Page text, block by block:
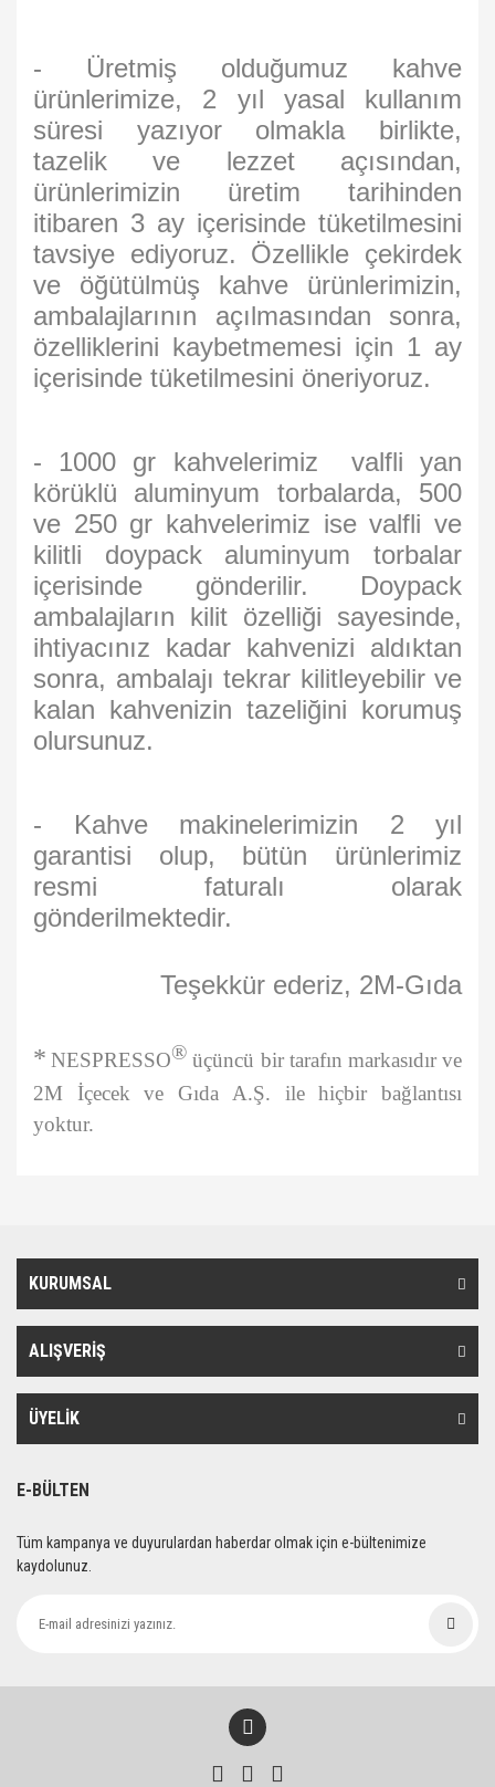
- Üretmiş olduğumuz kahve
ürünlerimize, 2 yıl yasal kullanım
süresi yazıyor olmakla birlikte,
tazelik ve lezzet açısından,
ürünlerimizin üretim tarihinden
itibaren 3 ay içerisinde tüketilmesini
tavsiye ediyoruz. Özellikle çekirdek
ve öğütülmüş kahve ürünlerimizin,
ambalajlarının açılmasından sonra,
özelliklerini kaybetmemesi için 1 ay
içerisinde tüketilmesini öneriyoruz.
- 1000 gr kahvelerimiz valfli yan
körüklü aluminyum torbalarda, 500
ve 250 gr kahvelerimiz ise valfli ve
kilitli doypack aluminyum torbalar
içerisinde gönderilir. Doypack
ambalajların kilit özelliği sayesinde,
ihtiyacınız kadar kahvenizi aldıktan
sonra, ambalajı tekrar kilitleyebilir ve
kalan kahvenizin tazeliğini korumuş
olursunuz.
- Kahve makinelerimizin 2 yıl
garantisi olup, bütün ürünlerimiz
resmi faturalı olarak
gönderilmektedir.
Teşekkür ederiz, 2M-Gıda
* NESPRESSO® üçüncü bir tarafın markasıdır ve
2M İçecek ve Gıda A.Ş. ile hiçbir bağlantısı
yoktur.
Ürün bilgilerinde hatalar bulunuyor.
Ürün fiyatı diğer sitelerden daha pahalı.
Bu ürüne benzer farklı alternatifler olmalı.
KURUMSAL
ALIŞVERİŞ
ÜYELİK
E-BÜLTEN
Tüm kampanya ve duyurulardan haberdar olmak için e-bültenimize
kaydolunuz.